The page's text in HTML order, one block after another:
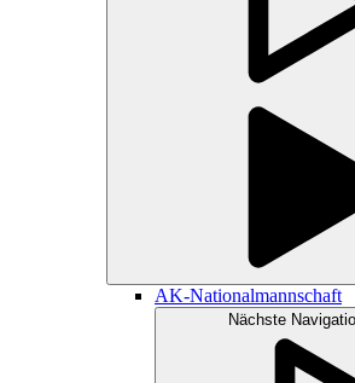
AK-Nationalmannschaft
Nächste